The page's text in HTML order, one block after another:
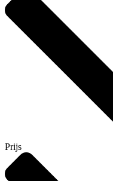
Prijs